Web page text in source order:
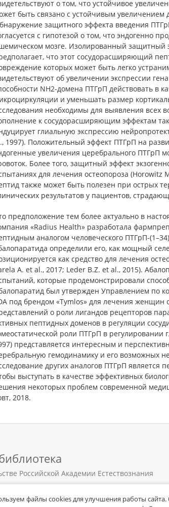
о том, что устойчивое
быть связано с устойчивым увеличением
защитного эффекта введения
с гипотезой о том, что эндогенно
мозге. Изолированный защитный
что этот сосудорасширяющий
которых может быть легко
об увеличении экспрессии
NH2-домена ПТГрП действовать в
и уменьшать размер
необходимы для выявления
к сосудорасширяющим эффектам
глиальную экспрессию
1997). Положительный эффект ПТГрП на
увеличения церебрального ПТГрП
Более того, защитный эффект
для лечения остеопороза (Horowitz
также может быть полезен при острых
результатов у пациентов,
предположение тем более актуально в
«Radius Health» разработала
аналогом человеческого ПТГрП-
определили его, как мощный
как средство для лечения
A. et al., 2017; Leder B.Z. et al., 2015).
которые продемонстрировали
был утвержден Управлением по
под брендом «Tymlos» для лечения
о роли лигандов рецепторов
пептидных доменов в регуляции
роли ПТГрП в регулировании
представляется интересным и
гемодинамику и его возможных
других аналогов ПТГрП является
выступать в качестве эффективных
некоторых проблем современной
2018.
Российской Академии Естествознания
файлы cookies для улучшения работы сайта.